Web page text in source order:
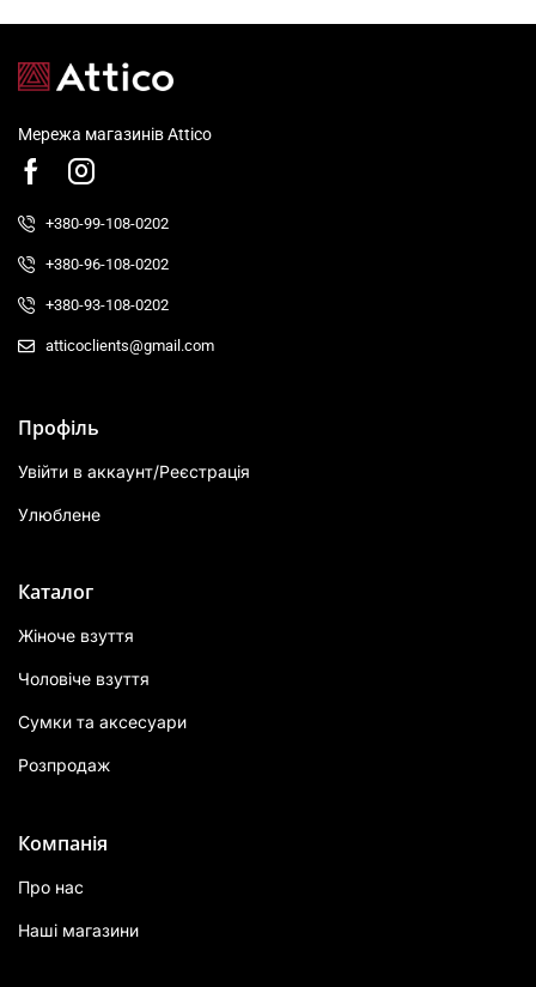
Мережа магазинів Attico
+380-99-108-0202
+380-96-108-0202
+380-93-108-0202
atticoclients@gmail.com
Профіль
Увійти в аккаунт/Реєстрація
Улюблене
Каталог
Жіноче взуття
Чоловіче взуття
Сумки та аксесуари
Розпродаж
Компанія
Про нас
Наші магазини